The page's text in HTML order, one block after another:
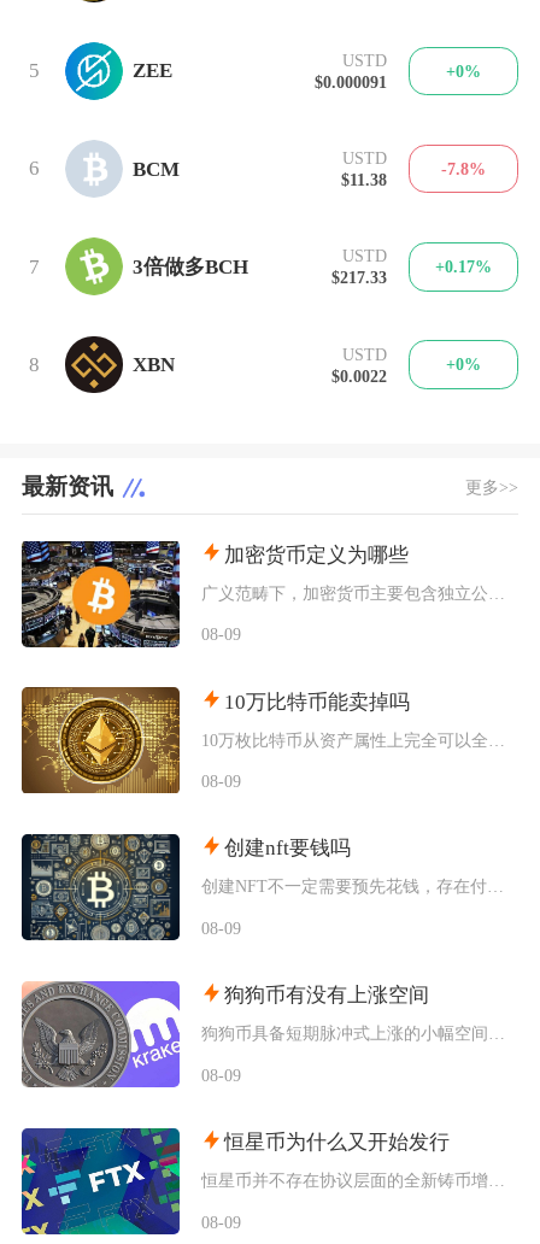
5 ZEE
USTD
$0.000091
+0%
6 BCM
USTD
$11.38
-7.8%
7 3倍做多BCH
USTD
$217.33
+0.17%
8 XBN
USTD
$0.0022
+0%
最新资讯 更多>>
加密货币定义为哪些
08-09
10万比特币能卖掉吗
08-09
创建nft要钱吗
创建NFT不一定需要预先花钱，存在付费铸造与延迟付费两种主流模式，最终是否产生支出，取决于
08-09
狗狗币有没有上涨空间
08-09
恒星币为什么又开始发行
08-09